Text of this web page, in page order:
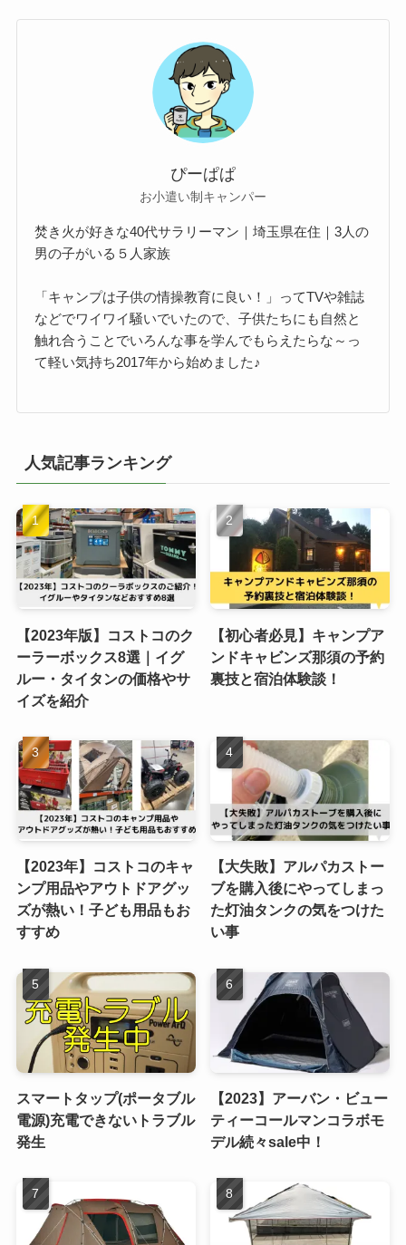
ぴーぱぱ
お小遣い制キャンパー
焚き火が好きな40代サラリーマン｜埼玉県在住｜3人の
男の子がいる５人家族
「キャンプは子供の情操教育に良い！」ってTVや雑誌
などでワイワイ騒いでいたので、子供たちにも自然と
触れ合うことでいろんな事を学んでもらえたらな～っ
て軽い気持ち2017年から始めました♪
人気記事ランキング
【2023年版】コストコのク
ーラーボックス8選｜イグ
ルー・タイタンの価格やサ
イズを紹介
【初心者必見】キャンプア
ンドキャビンズ那須の予約
裏技と宿泊体験談！
【2023年】コストコのキャ
ンプ用品やアウトドアグッ
ズが熱い！子ども用品もお
すすめ
【大失敗】アルパカストー
ブを購入後にやってしまっ
た灯油タンクの気をつけた
い事
スマートタップ(ポータブル
電源)充電できないトラブル
発生
【2023】アーバン・ビュー
ティーコールマンコラボモ
デル続々sale中！